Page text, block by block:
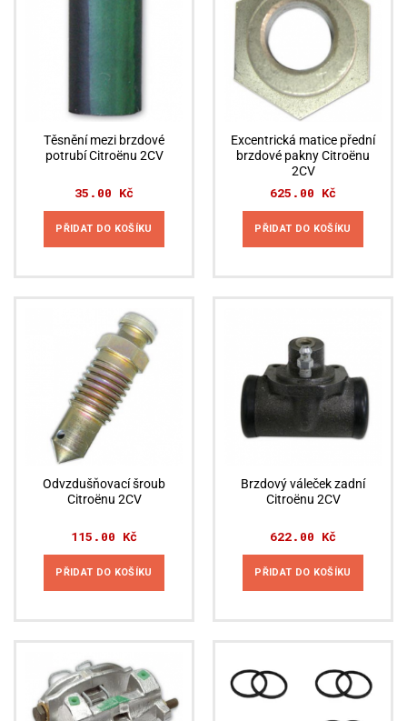
Možnosti
vybrat
na
stránce
produktu
Těsnění mezi brzdové
potrubí Citroënu 2CV
35.00 Kč
PŘIDAT DO KOŠÍKU
Excentrická matice přední
brzdové pakny Citroënu
2CV
625.00 Kč
PŘIDAT DO KOŠÍKU
Odvzdušňovací šroub
Citroënu 2CV
115.00 Kč
PŘIDAT DO KOŠÍKU
Brzdový váleček zadní
Citroënu 2CV
622.00 Kč
PŘIDAT DO KOŠÍKU